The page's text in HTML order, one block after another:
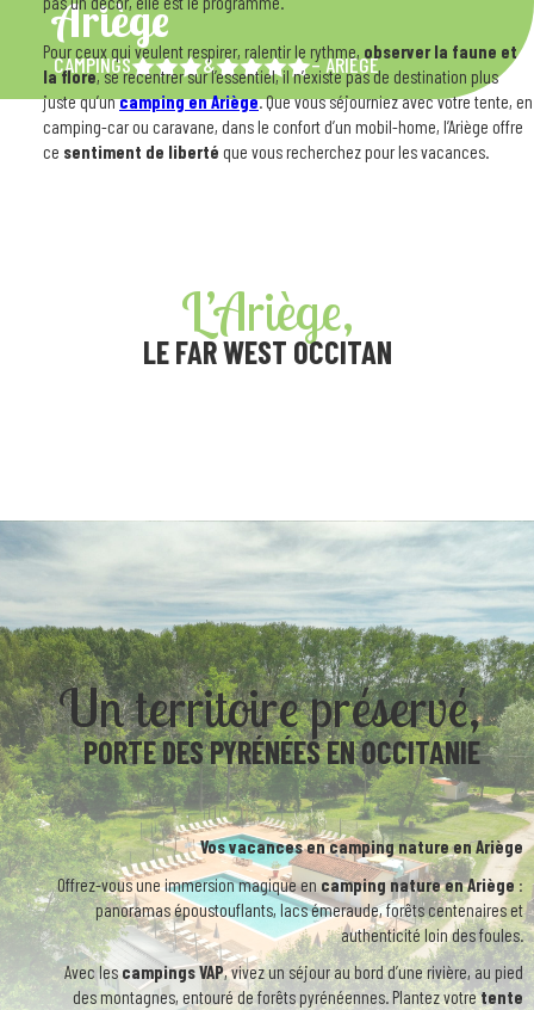
Ariège
CAMPINGS & – ARIÈGE
Pour ceux qui veulent respirer, ralentir le rythme, observer la faune et
la flore, se recentrer sur l’essentiel, il n’existe pas de destination plus
juste qu’uncamping en Ariège. Que vous séjourniez avec votre tente, en
camping-car ou caravane, dans le confort d’un mobil-home, l’Ariège offre
ce sentiment de liberté que vous recherchez pour les vacances.
L’Ariège,
LE FAR WEST OCCITAN
Un territoire préservé,
PORTE DES PYRÉNÉES EN OCCITANIE
Vos vacances en camping nature en Ariège
Offrez-vous une immersion magique en camping nature en Ariège :
panoramas époustouflants, lacs émeraude, forêts centenaires et
authenticité loin des foules.
Avec lescampings VAP, vivez un séjour au bord d’une rivière, au pied
des montagnes, entouré de forêts pyrénéennes. Plantez votretente